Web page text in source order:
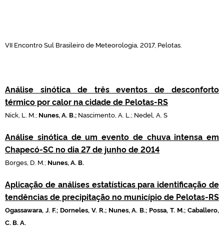
VII Encontro Sul Brasileiro de Meteorologia, 2017, Pelotas.
Análise sinótica de três eventos de desconforto
térmico por calor na cidade de Pelotas-RS
Nick, L. M.; Nunes, A. B.; Nascimento, A. L.; Nedel, A. S
Análise sinótica de um evento de chuva intensa em
Chapecó-SC no dia 27 de junho de 2014
Borges, D. M.; Nunes, A. B.
Aplicação de análises estatísticas para identificação de
tendências de precipitação no município de Pelotas-RS
Ogassawara, J. F.; Dorneles, V. R.; Nunes, A. B.; Possa, T. M.; Caballero,
C. B. A.